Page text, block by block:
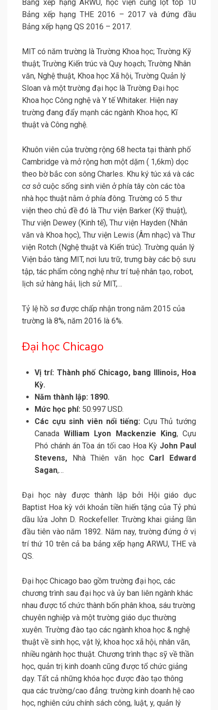
Bảng xếp hạng ARWU, học viện cũng lọt top 10
Bảng xếp hạng THE 2016 – 2017 và đứng đầu
Bảng xếp hạng QS 2016 – 2017.
MIT có năm trường là Trường Khoa học; Trường Kỹ
thuật; Trường Kiến trúc và Quy hoạch; Trường Nhân
văn, Nghệ thuật, Khoa học Xã hội, Trường Quản lý
Sloan và một trường đại học là Trường Đại học
Khoa học Công nghệ và Y tế Whitaker. Hiện nay
trường đang đẩy mạnh các ngành Khoa học, Kĩ
thuật và Công nghệ.
Khuôn viên của trường rộng 68 hecta tại thành phố
Cambridge và mở rộng hơn một dặm ( 1,6km) dọc
theo bờ bắc con sông Charles. Khu ký túc xá và các
cơ sở cuộc sống sinh viên ở phía tây còn các tòa
nhà học thuật nằm ở phía đông. Trường có 5 thư
viện theo chủ đề đó là Thư viện Barker (Kỹ thuật),
Thư viện Dewey (Kinh tế), Thư viện Hayden (Nhân
văn và Khoa học), Thư viện Lewis (Âm nhạc) và Thư
viện Rotch (Nghệ thuật và Kiến trúc). Trường quản lý
Viện bảo tàng MIT, nơi lưu trữ, trưng bày các bộ sưu
tập, tác phẩm công nghệ như trí tuệ nhân tạo, robot,
lịch sử hàng hải, lịch sử MIT,…
Tỷ lệ hồ sơ được chấp nhận trong năm 2015 của
trường là 8%, năm 2016 là 6%.
Đại học Chicago
Vị trí: Thành phố Chicago, bang Illinois, Hoa
Kỳ.
Năm thành lập: 1890.
Mức học phí: 50.997 USD.
Các cựu sinh viên nổi tiếng: Cựu Thủ tướng
CanadaWilliam Lyon Mackenzie King, Cựu
Phó chánh án Tòa án tối cao Hoa Kỳ John Paul
Stevens,
Nhà Thiên văn học Carl Edward
Sagan,…
Đại học này được thành lập bởi Hội giáo dục
Baptist Hoa kỳ với khoản tiền hiến tặng của Tỷ phú
dầu lửa John D. Rockefeller. Trường khai giảng lần
đầu tiên vào năm 1892. Năm nay, trường đứng ở vị
trí thứ 10 trên cả ba bảng xếp hạng ARWU, THE và
QS.
Đại học Chicago bao gồm trường đại học, các
chương trình sau đại học và ủy ban liên ngành khác
nhau được tổ chức thành bốn phân khoa, sáu trường
chuyên nghiệp và một trường giáo dục thường
xuyên. Trường đào tạo các ngành khoa học & nghệ
thuật về sinh học, vật lý, khoa học xã hội, nhân văn,
nhiều ngành học thuật. Chương trình thạc sỹ về thần
học, quản trị kinh doanh cũng được tổ chức giảng
dạy. Tất cả những khóa học được đào tạo thông
qua các trường/cao đẳng: trường kinh doanh hệ cao
học, nghiên cứu chính sách công, luật, y, quản lý